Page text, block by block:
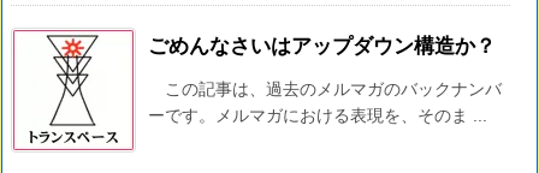
ごめんなさいはアップダウン構造か？
この記事は、過去のメルマガのバックナンバ
ーです。メルマガにおける表現を、そのま ...